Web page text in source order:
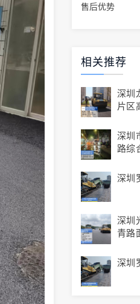
售后优势
相关推荐
深圳
片区
深圳
路综
深圳
深圳
青路
深圳